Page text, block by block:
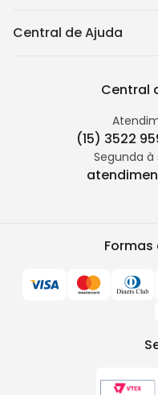
Central de Ajuda
Central
(15) 3522
Segunda à